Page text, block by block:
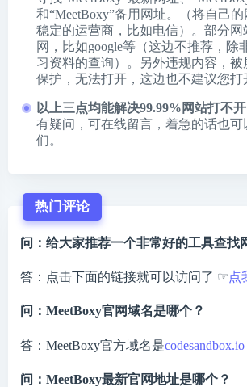
和“MeetBoxy”备用网址。（将自己
稳定的运营商，比如电信）。部分网
网，比如google等（这边不推荐，除
习资料的查询）。另外违规内容，
保护，无法打开，这边也不建议您打
以上三点均能解决99.99%网站打不开
有疑问，可在线留言，着急的话也可
们。
热门评论
问：给大家推荐一个非常好的工具查找
答：点击下面的链接就可以访问了 ☞点
问：MeetBoxy官网域名是哪个？
答：MeetBoxy官方域名是codesandbox.io
问：MeetBoxy最新官网地址是哪个？